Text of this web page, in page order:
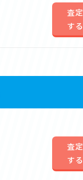
査定
する
査定
する